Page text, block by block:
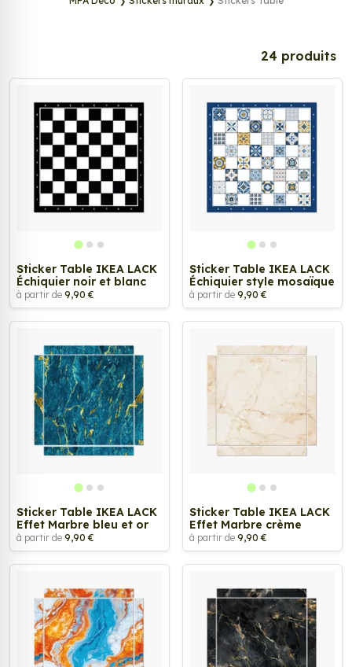
24 produits
Sticker Table IKEA LACK
Échiquier noir et blanc
à partir de 9,90 €
Sticker Table IKEA LACK
Échiquier style mosaïque
à partir de 9,90 €
Sticker Table IKEA LACK
Effet Marbre bleu et or
à partir de 9,90 €
Sticker Table IKEA LACK
Effet Marbre crème
à partir de 9,90 €